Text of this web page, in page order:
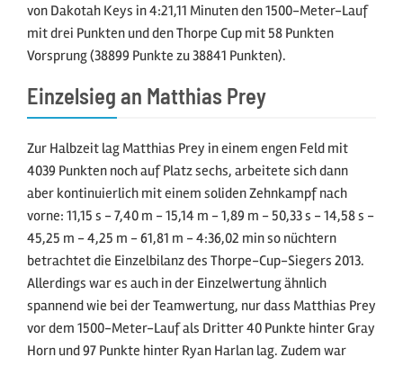
von Dakotah Keys in 4:21,11 Minuten den 1500-Meter-Lauf
mit drei Punkten und den Thorpe Cup mit 58 Punkten
Vorsprung (38899 Punkte zu 38841 Punkten).
Einzelsieg an Matthias Prey
Zur Halbzeit lag Matthias Prey in einem engen Feld mit
4039 Punkten noch auf Platz sechs, arbeitete sich dann
aber kontinuierlich mit einem soliden Zehnkampf nach
vorne: 11,15 s - 7,40 m - 15,14 m - 1,89 m - 50,33 s - 14,58 s -
45,25 m - 4,25 m - 61,81 m - 4:36,02 min so nüchtern
betrachtet die Einzelbilanz des Thorpe-Cup-Siegers 2013.
Allerdings war es auch in der Einzelwertung ähnlich
spannend wie bei der Teamwertung, nur dass Matthias Prey
vor dem 1500-Meter-Lauf als Dritter 40 Punkte hinter Gray
Horn und 97 Punkte hinter Ryan Harlan lag. Zudem war